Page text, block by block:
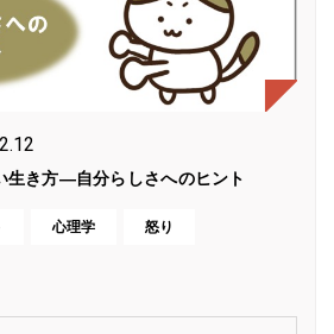
生き方―自分らしさへのヒント
心理学 怒り